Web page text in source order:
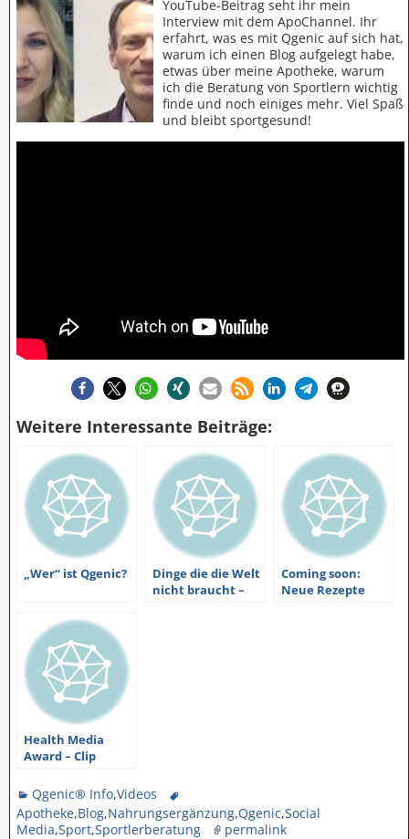
YouTube-Beitrag seht ihr mein
Interview mit dem ApoChannel. Ihr
erfahrt, was es mit Qgenic auf sich hat,
warum ich einen Blog aufgelegt habe,
etwas über meine Apotheke, warum
ich die Beratung von Sportlern wichtig
finde und noch einiges mehr. Viel Spaß
und bleibt sportgesund!
Weitere Interessante Beiträge:
„Wer“ ist Qgenic?
Dinge die die Welt
nicht braucht –
Coming soon:
Neue Rezepte
Health Media
Award – Clip
Qgenic® Info,Videos
Apotheke,Blog,Nahrungsergänzung,Qgenic,Social
Media,Sport,Sportlerberatung permalink